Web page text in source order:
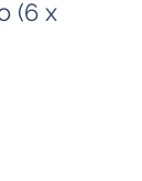
(6 x